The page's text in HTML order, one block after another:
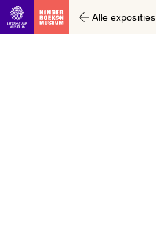
Ga direct naar inhoudAlle exposities